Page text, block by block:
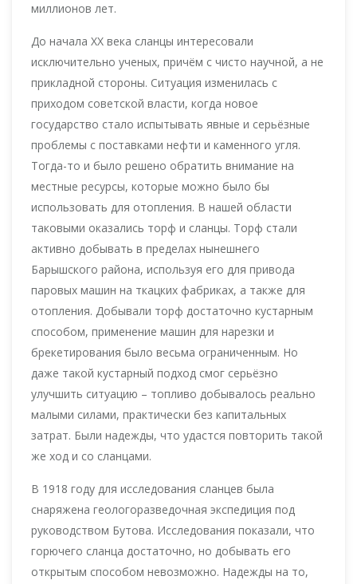
миллионов лет.
До начала XX века сланцы интересовали
исключительно ученых, причём с чисто научной, а не
прикладной стороны. Ситуация изменилась с
приходом советской власти, когда новое
государство стало испытывать явные и серьёзные
проблемы с поставками нефти и каменного угля.
Тогда-то и было решено обратить внимание на
местные ресурсы, которые можно было бы
использовать для отопления. В нашей области
таковыми оказались торф и сланцы. Торф стали
активно добывать в пределах нынешнего
Барышского района, используя его для привода
паровых машин на ткацких фабриках, а также для
отопления. Добывали торф достаточно кустарным
способом, применение машин для нарезки и
брекетирования было весьма ограниченным. Но
даже такой кустарный подход смог серьёзно
улучшить ситуацию – топливо добывалось реально
малыми силами, практически без капитальных
затрат. Были надежды, что удастся повторить такой
же ход и со сланцами.
В 1918 году для исследования сланцев была
снаряжена геологоразведочная экспедиция под
руководством Бутова. Исследования показали, что
горючего сланца достаточно, но добывать его
открытым способом невозможно. Надежды на то,